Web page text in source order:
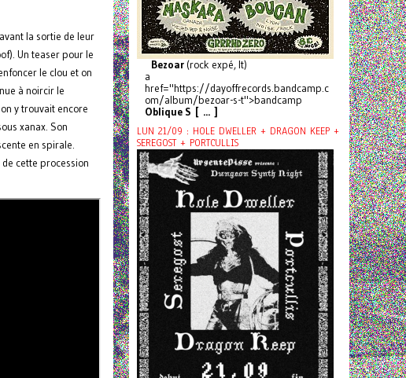
la sortie de leur
Un teaser pour le
le clou et on
à noircir le
y trouvait encore
xanax. Son
en spirale.
cette procession
Bezoar (rock expé, It)
a
href="https://dayoffrecords.bandcamp.c
om/album/bezoar-s-t">bandcamp
Oblique S [ ... ]
LUN 21/09 : HOLE DWELLER + DRAGON KEEP +
SEREGOST + PORTCULLIS